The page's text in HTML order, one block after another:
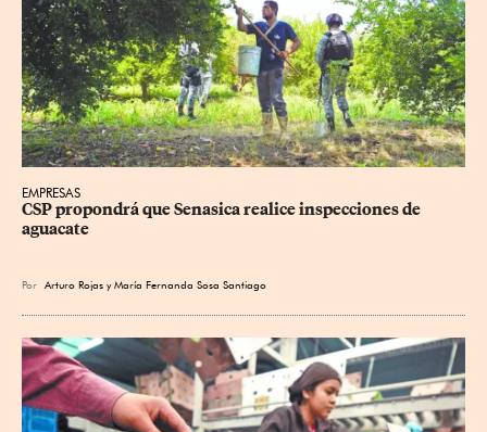
EMPRESAS
CSP propondrá que Senasica realice inspecciones de
aguacate
Por Arturo Rojas yMaría Fernanda Sosa Santiago